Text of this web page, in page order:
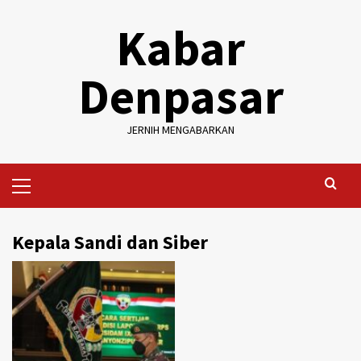
Kabar
Denpasar
JERNIH MENGABARKAN
Menu
Kepala Sandi dan Siber